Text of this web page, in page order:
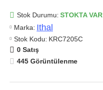
Stok Durumu: STOKTA VAR
Marka: Ithal
Stok Kodu: KRC7205C
0 Satış
445 Görüntülenme